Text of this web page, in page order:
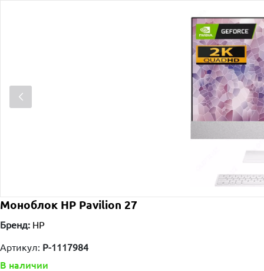
Моноблок HP Pavilion 27
Бренд: HP
Артикул: P-1117984
В наличии